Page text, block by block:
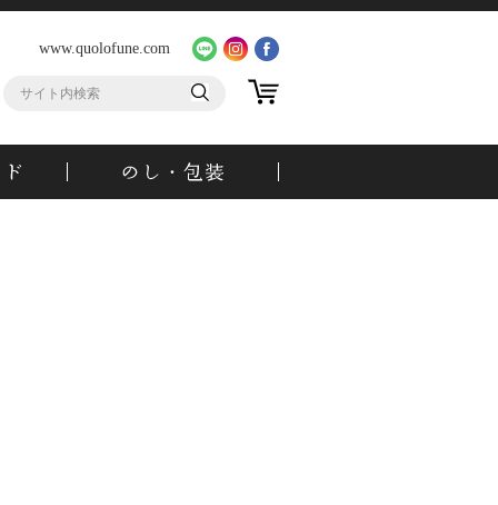
www.quolofune.com